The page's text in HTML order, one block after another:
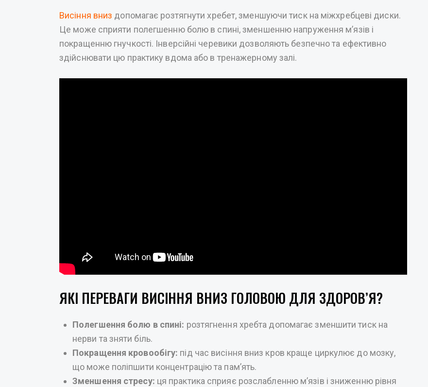
Висіння вниз допомагає розтягнути хребет, зменшуючи тиск на міжхребцеві диски.
Це може сприяти полегшенню болю в спині, зменшенню напруження м’язів і
покращенню гнучкості. Інверсійні черевики дозволяють безпечно та ефективно
здійснювати цю практику вдома або в тренажерному залі.
ЯКІ ПЕРЕВАГИ ВИСІННЯ ВНИЗ ГОЛОВОЮ ДЛЯ ЗДОРОВ’Я?
Полегшення болю в спині: розтягнення хребта допомагає зменшити тиск на
нерви та зняти біль.
Покращення кровообігу: під час висіння вниз кров краще циркулює до мозку,
що може поліпшити концентрацію та пам’ять.
Зменшення стресу: ця практика сприяє розслабленню м’язів і зниженню рівня